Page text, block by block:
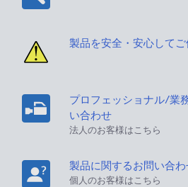
製品を安全・安心して
プロフェッショナル/業
い合わせ
法人のお客様はこちら
製品に関するお問い合
個人のお客様はこちら